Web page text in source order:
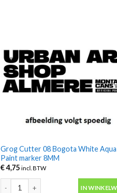
Grog Cutter 08 Bogota White
Paint marker 8MM
€4,75 incl. BTW
IN